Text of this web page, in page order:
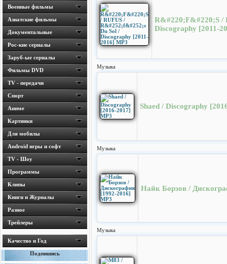
Военные фильмы
Азиатские фильмы
Документальные
Рос-кие сериалы
Заруб-ые сериалы
Фильмы DVD
TV - передачи
Спорт
Аниме
Картинки
Для мобилы
Android игры и софт
TV - Шоу
Программы
Клипы
Книги и Журналы
Разное
Трейлеры
Качество и Год
Подпишись
R&#220;F&#220;S /
Discography [2011-
Музыка
Shaed / Discography
Музыка
Найк Борзов /
Музыка